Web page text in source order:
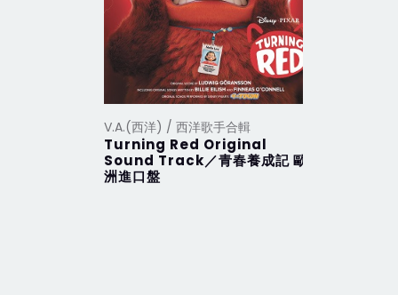
V.A.(西洋) / 西洋歌手合輯
Turning Red Original
Sound Track／青春養成記 歐
洲進口盤